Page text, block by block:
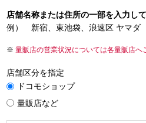
店舗名称または住所の一部を入力し
例） 新宿、東池袋、浪速区 ヤマダ
量販店の営業状況については各量販店へ
店舗区分を指定
ドコモショップ
量販店など